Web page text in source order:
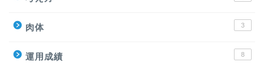
肉体 3
運用成績 8